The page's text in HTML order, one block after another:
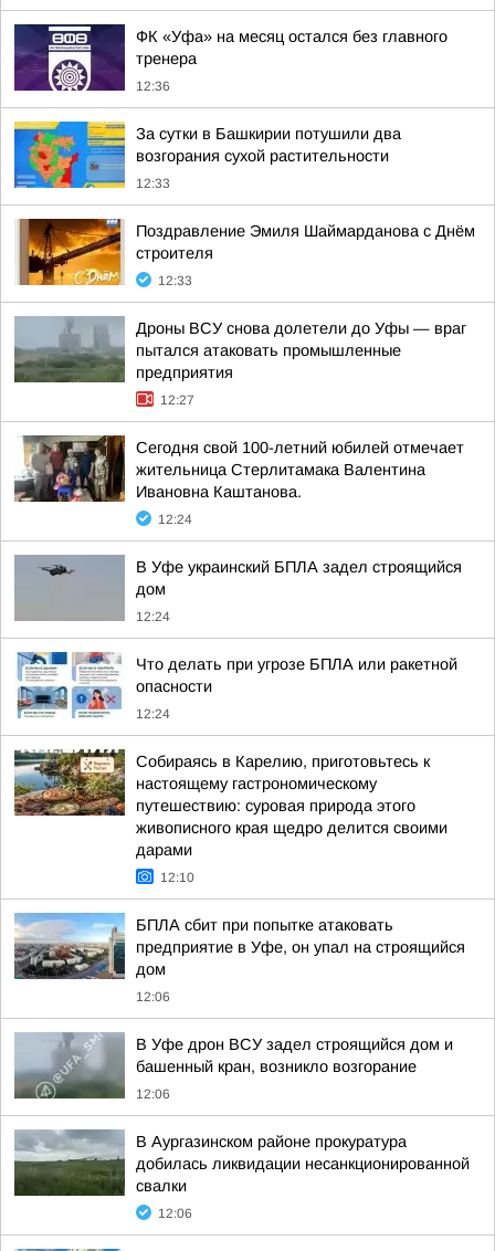
ФК «Уфа» на месяц остался без главного
тренера
12:36
За сутки в Башкирии потушили два
возгорания сухой растительности
12:33
Поздравление Эмиля Шаймарданова с Днём
строителя
12:33
Дроны ВСУ снова долетели до Уфы — враг
пытался атаковать промышленные
предприятия
12:27
Сегодня свой 100-летний юбилей отмечает
жительница Стерлитамака Валентина
Ивановна Каштанова.
12:24
В Уфе украинский БПЛА задел строящийся
дом
12:24
Что делать при угрозе БПЛА или ракетной
опасности
12:24
Собираясь в Карелию, приготовьтесь к
настоящему гастрономическому
путешествию: суровая природа этого
живописного края щедро делится своими
дарами
12:10
БПЛА сбит при попытке атаковать
предприятие в Уфе, он упал на строящийся
дом
12:06
В Уфе дрон ВСУ задел строящийся дом и
башенный кран, возникло возгорание
12:06
В Аургазинском районе прокуратура
добилась ликвидации несанкционированной
свалки
12:06